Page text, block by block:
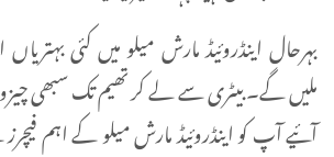
بہرحال اینڈروئیڈ مارش میلو میں کئی بہتریاں
ملیں گے۔ بیٹری سے لے کر تھیم تک سبھی
آئیے آپ کو اینڈروئیڈ مارش میلو کے اہم